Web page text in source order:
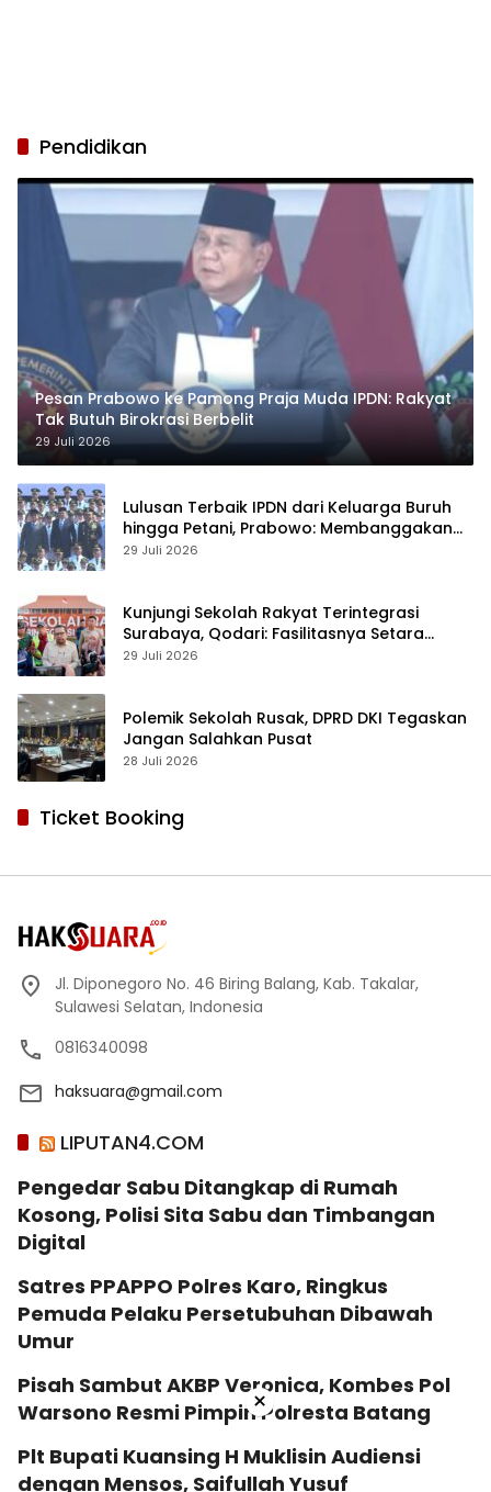
Pendidikan
Pesan Prabowo ke Pamong Praja Muda IPDN: Rakyat
Tak Butuh Birokrasi Berbelit
29 Juli 2026
Lulusan Terbaik IPDN dari Keluarga Buruh
hingga Petani, Prabowo: Membanggakan
Hati Saya
29 Juli 2026
Kunjungi Sekolah Rakyat Terintegrasi
Surabaya, Qodari: Fasilitasnya Setara
Sekolah Swasta Terbaik
29 Juli 2026
Polemik Sekolah Rusak, DPRD DKI Tegaskan
Jangan Salahkan Pusat
28 Juli 2026
Ticket Booking
Jl. Diponegoro No. 46 Biring Balang, Kab. Takalar,
Sulawesi Selatan, Indonesia
0816340098
haksuara@gmail.com
LIPUTAN4.COM
Pengedar Sabu Ditangkap di Rumah
Kosong, Polisi Sita Sabu dan Timbangan
Digital
Satres PPAPPO Polres Karo, Ringkus
Pemuda Pelaku Persetubuhan Dibawah
Umur
Pisah Sambut AKBP Veronica, Kombes Pol
Warsono Resmi Pimpin Polresta Batang
Plt Bupati Kuansing H Muklisin Audiensi
dengan Mensos, Saifullah Yusuf
×